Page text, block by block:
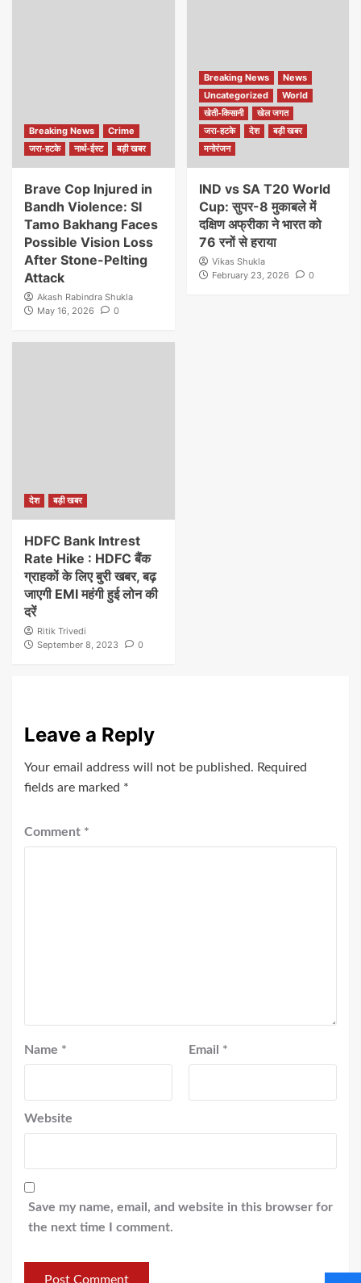
Breaking News
Crime
जरा-हटके
नार्थ-ईस्ट बड़ी खबर
Brave Cop Injured in
Bandh Violence: SI
Tamo Bakhang Faces
Possible Vision Loss
After Stone-Pelting
Attack
Akash Rabindra Shukla
May 16, 2026
0
Breaking News
News
Uncategorized
World
खेती-किसानी
खेल जगत
जरा-हटके
देश
बड़ी खबर
मनोरंजन
IND vs SA T20 World
Cup: सुपर-8 मुकाबले में
दक्षिण अफ्रीका ने भारत को
76 रनों से हराया
Vikas Shukla
February 23, 2026
0
देश बड़ी खबर
HDFC Bank Intrest
Rate Hike : HDFC बैंक
ग्राहकों के लिए बुरी खबर, बढ़
जाएगी EMI महंगी हुई लोन की
दरें
Ritik Trivedi
September 8, 2023
0
Leave a Reply
Your email address will not be published. Required
fields are marked *
Comment *
Name * Email *
Website
Save my name, email, and website in this browser for
the next time I comment.